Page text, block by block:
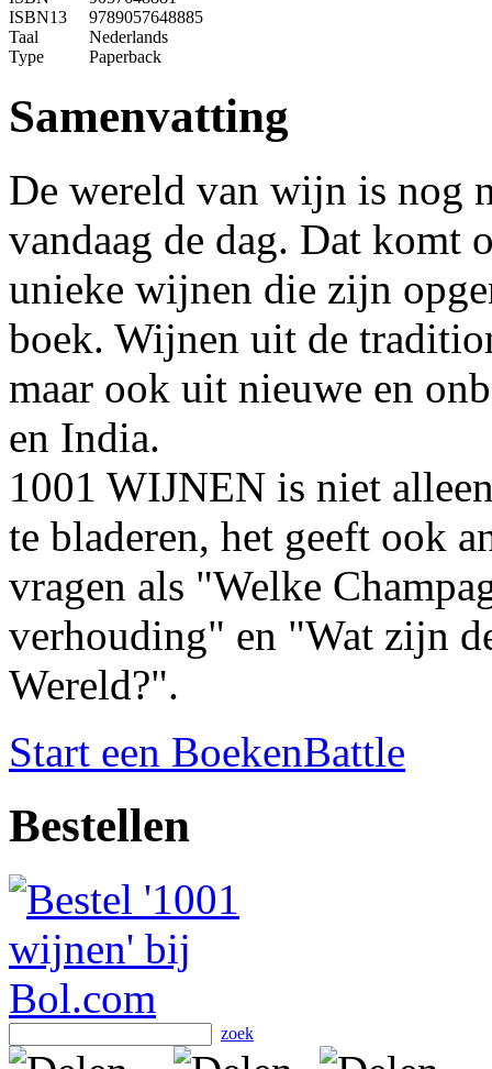
ISBN13
9789057648885
Taal
Nederlands
Type
Paperback
Samenvatting
De wereld van wijn is nog
vandaag de dag. Dat komt
unieke wijnen die zijn
boek. Wijnen uit de
maar ook uit nieuwe en
en India.
1001 WIJNEN is niet
te bladeren, het geeft ook
vragen als "Welke
verhouding" en "Wat zijn
Wereld?".
Start een BoekenBattle
Bestellen
zoek